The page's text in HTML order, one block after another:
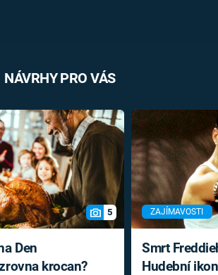
NÁVRHY PRO VÁS
5
Den
krocan?
ZAJÍMAVOSTI
Smrt
Hudební